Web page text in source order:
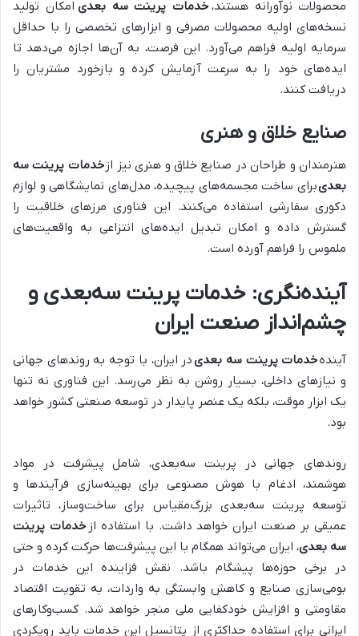
محصولات نوآورانه هستند، خدمات پرینت سه بعدی امکان تولید
نسخه‌های اولیه محصولات مصرفی و ابزارهای تخصصی را با حداقل
سرمایه اولیه فراهم می‌آورد. این فرصت، به آن‌ها اجازه می‌دهد تا
ایده‌های خود را به سرعت آزمایش کرده و بازخورد مشتریان را
دریافت کنند.
صنایع خلاق و هنری
هنرمندان و طراحان در صنایع خلاق و هنری نیز از خدمات پرینت سه
بعدیبرای ساخت مجسمه‌های پیچیده، مدل‌های نمایشگاهی و لوازم
دکوری سفارشی استفاده می‌کنند. این فناوری مرزهای خلاقیت را
گسترش داده و امکان تبدیل ایده‌های انتزاعی به واقعیت‌های
ملموس را فراهم آورده است.
آینده‌نگری: خدمات پرینت سه‌بعدی و
چشم‌انداز صنعت ایران
آیندهخدمات پرینت سه بعدیدر ایران، با توجه به روندهای جهانی
و نیازهای داخلی، بسیار روشن به نظر می‌رسد. این فناوری نه تنها
یک ابزار موقت، بلکه یک عنصر پایدار در توسعه صنعتی کشور خواهد
بود.
روندهای جهانی در پرینت سه‌بعدی، شامل پیشرفت در مواد
هوشمند، ادغام با هوش مصنوعی برای بهینه‌سازی فرآیندها و
توسعه پرینت سه‌بعدی بزرگ‌مقیاس برای ساخت‌وساز، تاثیرات
عمیقی بر صنعت ایران خواهد داشت. با استفاده از خدمات پرینت
سه بعدی، ایران می‌تواند همگام با این پیشرفت‌ها حرکت کرده و حتی
در برخی حوزه‌ها پیشگام باشد. نقش فزاینده این خدمات در
بومی‌سازی صنایع و کاهش وابستگی به واردات، به تقویت اقتصاد
مقاومتی و افزایش خودکفایی ملی منجر خواهد شد. کسب‌وکارهای
ایرانی برای استفاده حداکثری از پتانسیل این خدمات باید رویکردی